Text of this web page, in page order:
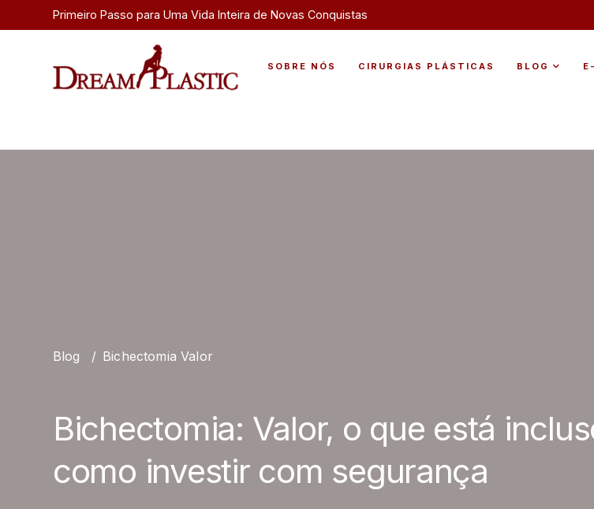
Primeiro Passo para Uma Vida Inteira de Novas Conquistas
SOBRE NÓS CIRURGIAS PLÁSTICAS BLOG
Blog / Bichectomia Valor
Bichectomia: Valor, o que está
como investir com segurança